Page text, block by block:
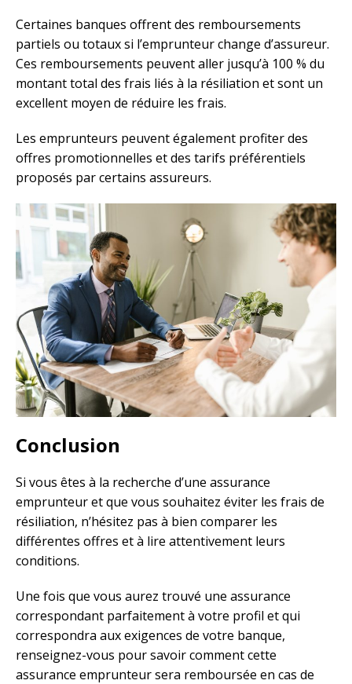
Certaines banques offrent des remboursements
partiels ou totaux si l’emprunteur change d’assureur.
Ces remboursements peuvent aller jusqu’à 100 % du
montant total des frais liés à la résiliation et sont un
excellent moyen de réduire les frais.
Les emprunteurs peuvent également profiter des
offres promotionnelles et des tarifs préférentiels
proposés par certains assureurs.
Conclusion
Si vous êtes à la recherche d’une assurance
emprunteur et que vous souhaitez éviter les frais de
résiliation, n’hésitez pas à bien comparer les
différentes offres et à lire attentivement leurs
conditions.
Une fois que vous aurez trouvé une assurance
correspondant parfaitement à votre profil et qui
correspondra aux exigences de votre banque,
renseignez-vous pour savoir comment cette
assurance emprunteur sera remboursée en cas de